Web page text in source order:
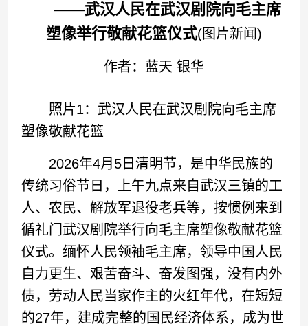
——武汉人民在武汉剧院向毛主席
塑像举行敬献花篮仪式(图片新闻)
作者：蓝天 银华
照片1：武汉人民在武汉剧院向毛主席
塑像敬献花篮
2026年4月5日清明节，是中华民族的
传统习俗节日，上午九点来自武汉三镇的工
人、农民、解放军退役老兵等，按惯例来到
循礼门武汉剧院举行向毛主席塑像敬献花篮
仪式。缅怀人民领袖毛主席，领导中国人民
自力更生、艰苦奋斗、奋发图强，没有内外
债，劳动人民当家作主的火红年代，在短短
的27年，建成完整的国民经济体系，成为世